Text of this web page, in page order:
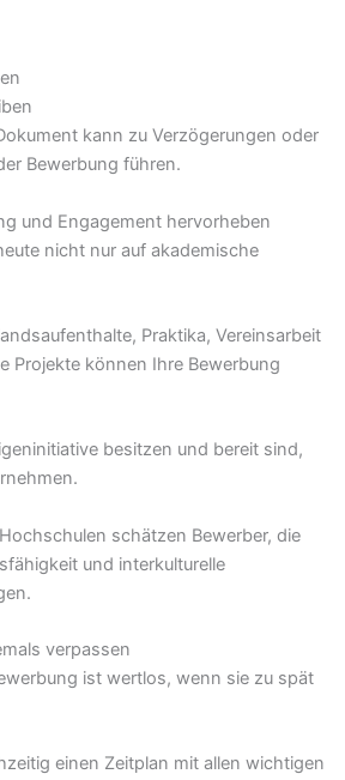
kann zu Verzögerungen oder
Bewerbung führen.
und Engagement hervorheben
nicht nur auf akademische
Praktika, Vereinsarbeit
Projekte können Ihre Bewerbung
besitzen und bereit sind,
schätzen Bewerber, die
und interkulturelle
verpassen
ist wertlos, wenn sie zu spät
einen Zeitplan mit allen wichtigen